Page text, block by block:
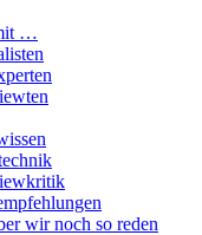
…
wir noch so reden